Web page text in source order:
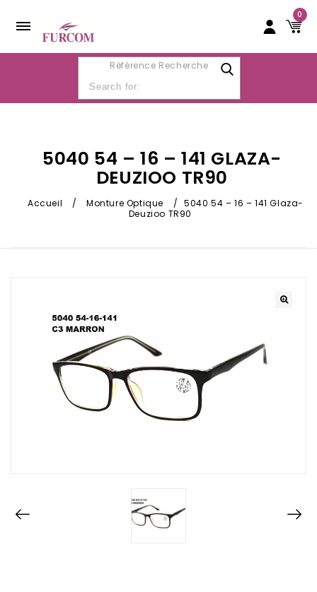
0
Référence Recherche
5040 54 – 16 – 141 GLAZA-
DEUZIOO TR90
Accueil / Monture Optique / 5040 54 – 16 – 141 Glaza-
Deuzioo TR90